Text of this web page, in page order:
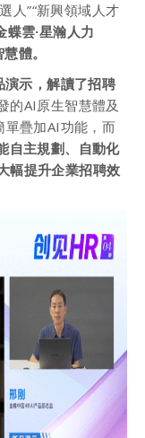
人”“新興領域人才
蝶雲·星瀚人力
體。
示，解讀了招聘
的AI原生智慧體及
單疊加AI功能，而
自主規劃、自動化
幅提升企業招聘效